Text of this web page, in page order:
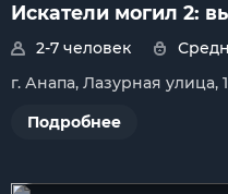
Искатели могил 2:
2-7 человек
г. Анапа, Лазурная улица,
Подробнее